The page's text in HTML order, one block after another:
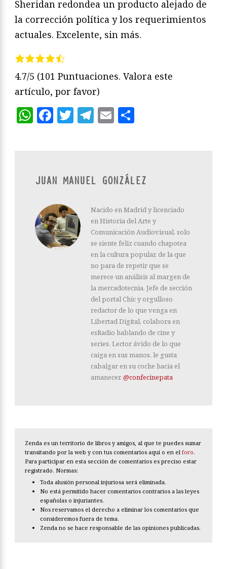
Sheridan redondea un producto alejado de
la corrección política y los requerimientos
actuales. Excelente, sin más.
4.7/5 (101 Puntuaciones. Valora este
artículo, por favor)
WhatsApp
Facebook
Twitter
Telegram
Email
JUAN MANUEL GONZÁLEZ
Nacido en Madrid y licenciado
en Historia del Arte y
Comunicación Audiovisual, solo
se siente feliz cuando chapotea
en la cultura popular, de la que
no para de repetir que se
merece un análisis al margen de
la mercadotecnia. Jefe de sección
del portal Chic y orgulloso
redactor de lo que venga en
Libertad Digital, colabora en
esRadio hablando de cine y
series. Lector ávido de lo que
caiga en sus manos, le gusta
cabalgar en su coche hacia el
amanecer. @confecinepata
Zenda es un territorio de libros y amigos, al que te puedes sumar
transitando por la web y con tus comentarios aquí o en el foro.
Para participar en esta sección de comentarios es preciso estar
registrado. Normas:
Toda alusión personal injuriosa será eliminada.
No está permitido hacer comentarios contrarios a las leyes
españolas o injuriantes.
Nos reservamos el derecho a eliminar los comentarios que
consideremos fuera de tema.
Zenda no se hace responsable de las opiniones publicadas.